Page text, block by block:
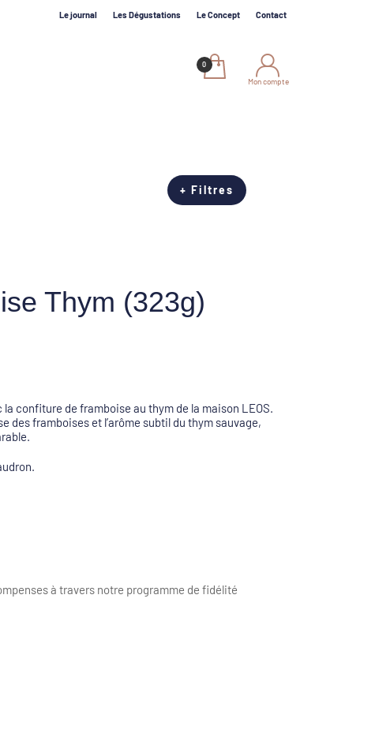
Le journal Les Dégustations Le Concept Contact
Mon compte
+ Filtres
Thym (323g)
confiture de framboise au thym de la maison LEOS.
des framboises et l’arôme subtil du thym sauvage,
à travers notre programme de fidélité